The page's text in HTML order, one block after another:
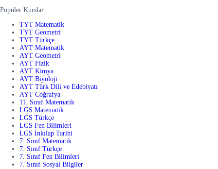
Popüler Kurslar
TYT Matematik
TYT Geometri
TYT Türkçe
AYT Matematik
AYT Geometri
AYT Fizik
AYT Kimya
AYT Biyoloji
AYT Türk Dili ve Edebiyatı
AYT Coğrafya
11. Sınıf Matematik
LGS Matematik
LGS Türkçe
LGS Fen Bilimleri
LGS İnkılap Tarihi
7. Sınıf Matematik
7. Sınıf Türkçe
7. Sınıf Fen Bilimleri
7. Sınıf Sosyal Bilgiler